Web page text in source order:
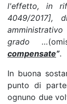
l'effetto, in
4049/2017],
grado …
compensate”.
In buona
punto di
ognuno due